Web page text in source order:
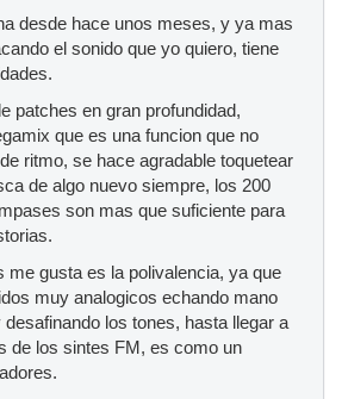
desde hace unos meses, y ya mas
el sonido que yo quiero, tiene
patches en gran profundidad,
que es una funcion que no
ritmo, se hace agradable toquetear
de algo nuevo siempre, los 200
son mas que suficiente para
me gusta es la polivalencia, ya que
muy analogicos echando mano
los tones, hasta llegar a
de los sintes FM, es como un